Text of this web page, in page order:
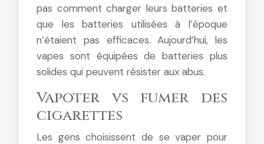
pas comment charger leurs batteries et
que les batteries utilisées à l’époque
n’étaient pas efficaces. Aujourd’hui, les
vapes sont équipées de batteries plus
solides qui peuvent résister aux abus.
Vapoter vs fumer des
cigarettes
Les gens choisissent de se vaper pour